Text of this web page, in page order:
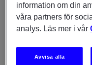
FÖR
8 maj 2026
information om din
våra partners för
analys. Läs mer i vår
Avvisa alla